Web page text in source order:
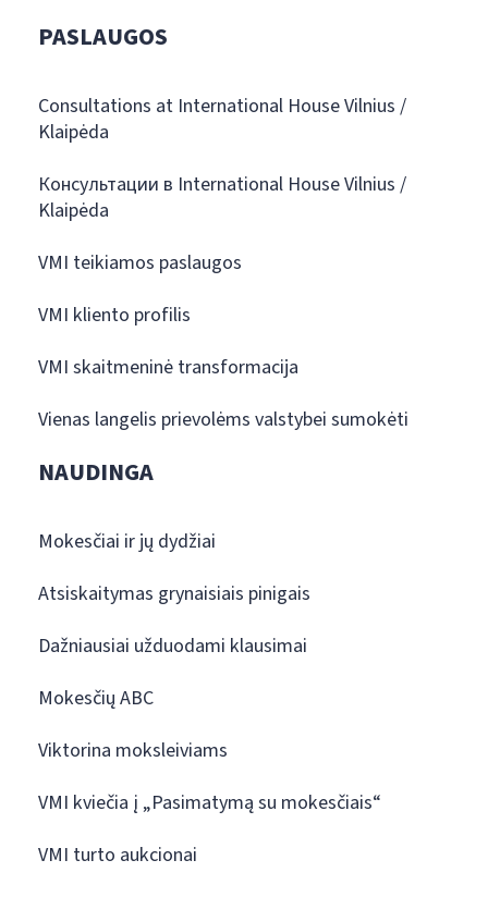
PASLAUGOS
Consultations at International House Vilnius /
Klaipėda
Консультации в International House Vilnius /
Klaipėda
VMI teikiamos paslaugos
VMI kliento profilis
VMI skaitmeninė transformacija
Vienas langelis prievolėms valstybei sumokėti
NAUDINGA
Mokesčiai ir jų dydžiai
Atsiskaitymas grynaisiais pinigais
Dažniausiai užduodami klausimai
Mokesčių ABC
Viktorina moksleiviams
VMI kviečia į „Pasimatymą su mokesčiais“
VMI turto aukcionai